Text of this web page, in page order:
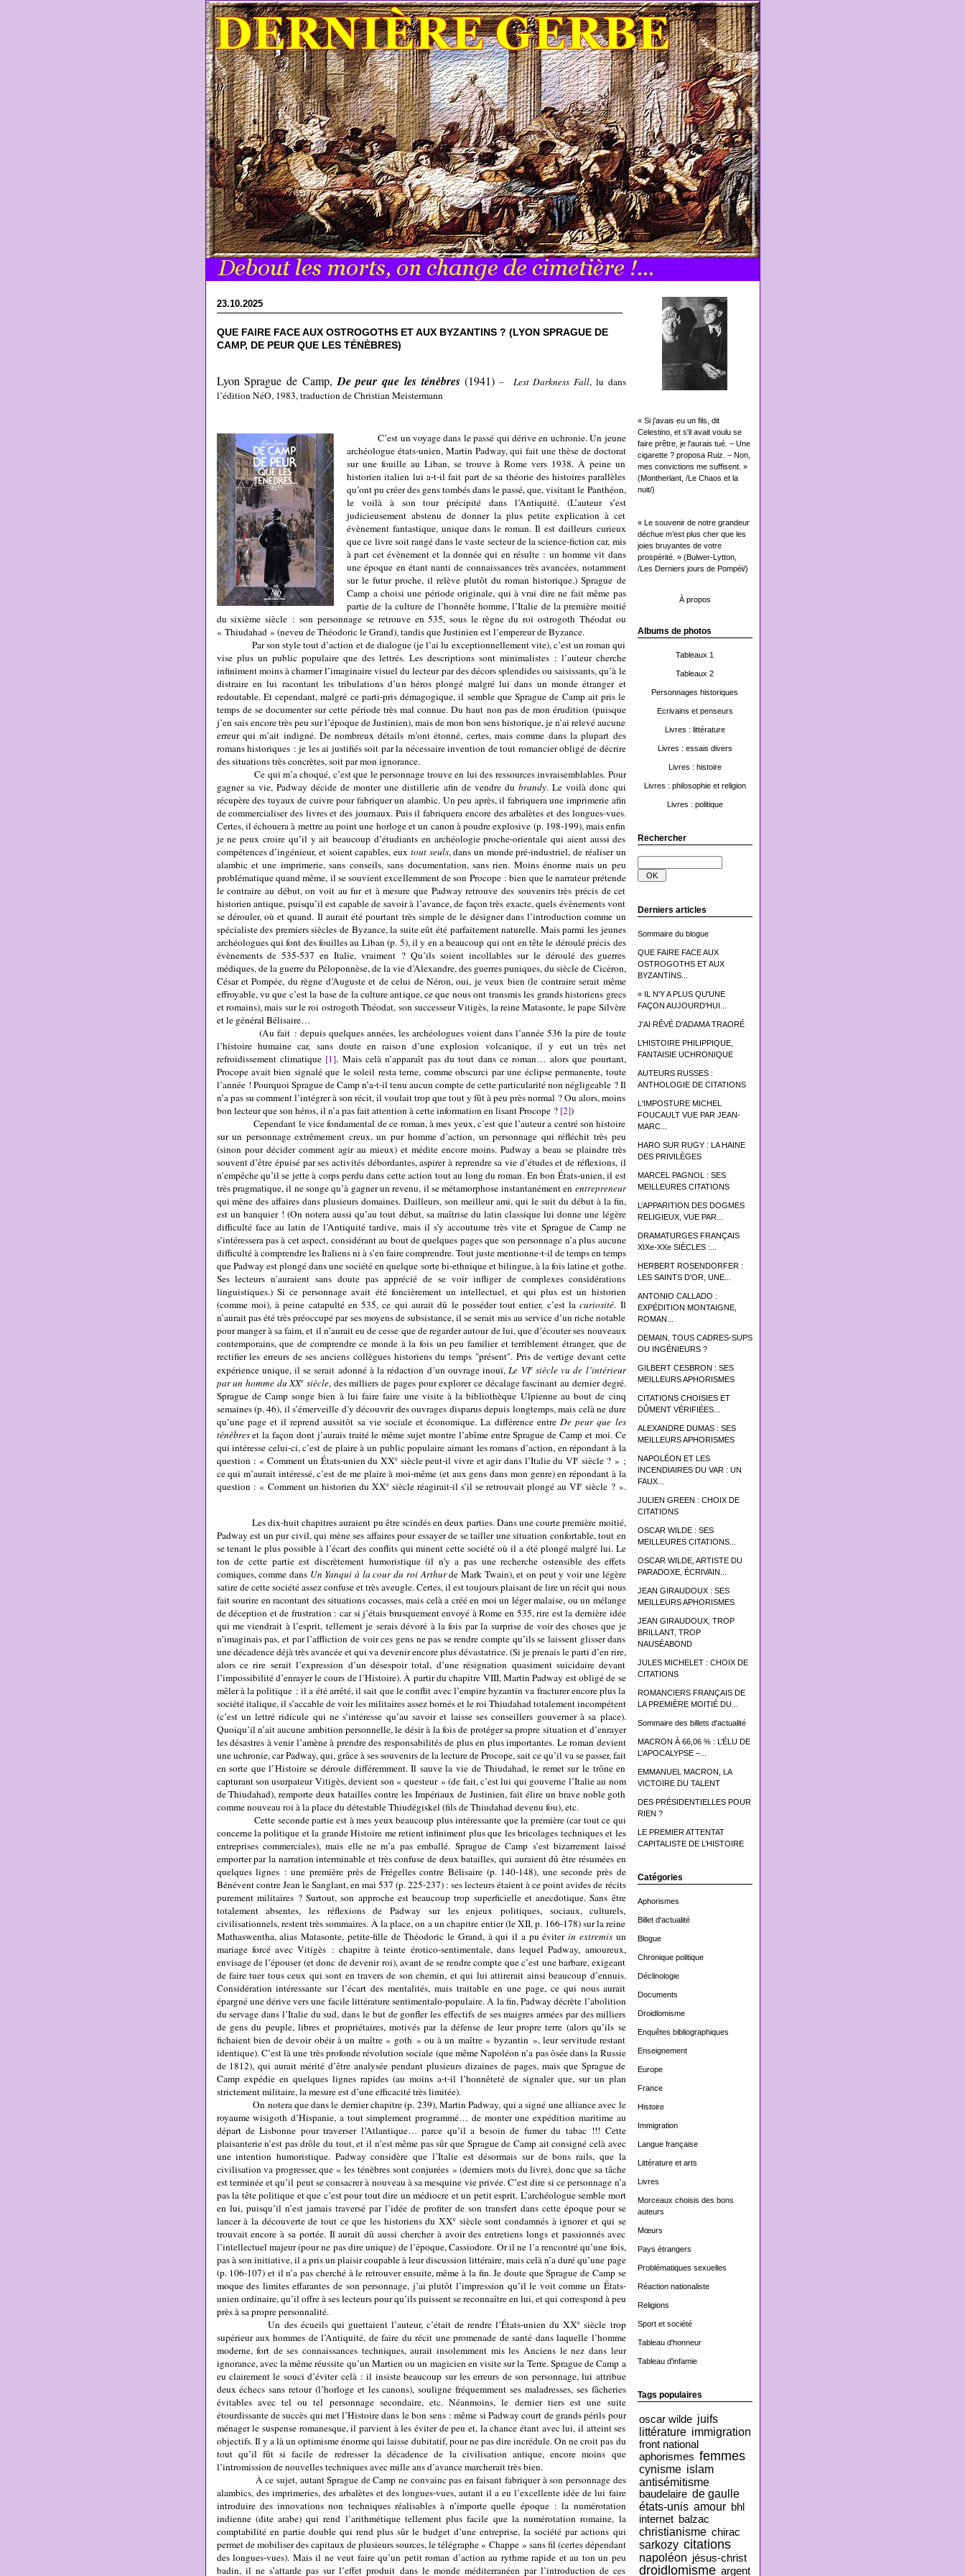
« Si j'avais eu un fils, dit
Celestino, et s'il avait voulu se
faire prêtre, je l'aurais tué. – Une
cigarette ? proposa Ruiz. – Non,
mes convictions me suffisent. »
(Montherlant, /Le Chaos et la
nuit/)
« Le souvenir de notre grandeur
déchue m’est plus cher que les
joies bruyantes de votre
prospérité. » (Bulwer-Lytton,
/Les Derniers jours de Pompéi/)
À propos
Albums de photos
Tableaux 1
Tableaux 2
Personnages historiques
Ecrivains et penseurs
Livres : littérature
Livres : essais divers
Livres : histoire
Livres : philosophie et religion
Livres : politique
Rechercher
Derniers articles
Sommaire du blogue
QUE FAIRE FACE AUX
OSTROGOTHS ET AUX
BYZANTINS...
« IL N'Y A PLUS QU'UNE
FAÇON AUJOURD'HUI...
J'AI RÊVÉ D'ADAMA TRAORÉ
L’HISTOIRE PHILIPPIQUE,
FANTAISIE UCHRONIQUE
AUTEURS RUSSES :
ANTHOLOGIE DE CITATIONS
L'IMPOSTURE MICHEL
FOUCAULT VUE PAR JEAN-
MARC...
HARO SUR RUGY : LA HAINE
DES PRIVILÈGES
MARCEL PAGNOL : SES
MEILLEURES CITATIONS
L’APPARITION DES DOGMES
RELIGIEUX, VUE PAR...
DRAMATURGES FRANÇAIS
XIXe-XXe SIÈCLES :...
HERBERT ROSENDORFER :
LES SAINTS D'OR, UNE...
ANTONIO CALLADO :
EXPÉDITION MONTAIGNE,
ROMAN...
DEMAIN, TOUS CADRES-SUPS
OU INGÉNIEURS ?
GILBERT CESBRON : SES
MEILLEURS APHORISMES
CITATIONS CHOISIES ET
DÛMENT VÉRIFIÉES...
ALEXANDRE DUMAS : SES
MEILLEURS APHORISMES
NAPOLÉON ET LES
INCENDIAIRES DU VAR : UN
FAUX...
JULIEN GREEN : CHOIX DE
CITATIONS
OSCAR WILDE : SES
MEILLEURES CITATIONS...
OSCAR WILDE, ARTISTE DU
PARADOXE, ÉCRIVAIN...
JEAN GIRAUDOUX : SES
MEILLEURS APHORISMES
JEAN GIRAUDOUX, TROP
BRILLANT, TROP
NAUSÉABOND
JULES MICHELET : CHOIX DE
CITATIONS
ROMANCIERS FRANÇAIS DE
LA PREMIÈRE MOITIÉ DU...
Sommaire des billets d'actualité
MACRON À 66,06 % : L’ÉLU DE
L’APOCALYPSE –...
EMMANUEL MACRON, LA
VICTOIRE DU TALENT
DES PRÉSIDENTIELLES POUR
RIEN ?
LE PREMIER ATTENTAT
CAPITALISTE DE L’HISTOIRE
Catégories
Aphorismes
Billet d'actualité
Blogue
Chronique politique
Déclinologie
Documents
Droidlomisme
Enquêtes bibliographiques
Enseignement
Europe
France
Histoire
Immigration
Langue française
Littérature et arts
Livres
Morceaux choisis des bons
auteurs
Mœurs
Pays étrangers
Problématiques sexuelles
Réaction nationaliste
Religions
Sport et société
Tableau d'honneur
Tableau d'infamie
Tags populaires
oscar wilde juifs
littérature immigration
front national
aphorismes femmes
cynisme islam
antisémitisme
baudelaire de gaulle
états-unis amour bhl
internet balzac
christianisme chirac
sarkozy citations
napoléon jésus-christ
droidlomisme argent
23.10.2025
QUE FAIRE FACE AUX OSTROGOTHS ET AUX BYZANTINS ? (LYON SPRAGUE DE
CAMP, DE PEUR QUE LES TÉNÈBRES)
Lyon Sprague de Camp, De peur que les ténèbres(1941) – Lest Darkness Fall, lu dans
l’édition NéO, 1983, traduction de Christian Meistermann
C’est un voyage dans le passé qui dérive en uchronie. Un jeune
archéologue états-unien, Martin Padway, qui fait une thèse de doctorat
sur une fouille au Liban, se trouve à Rome vers 1938. À peine un
historien italien lui a-t-il fait part de sa théorie des histoires parallèles
qu’ont pu créer des gens tombés dans le passé, que, visitant le Panthéon,
le voilà à son tour précipité dans l’Antiquité. (L’auteur s’est
judicieusement abstenu de donner la plus petite explication à cet
évènement fantastique, unique dans le roman. Il est dailleurs curieux
que ce livre soit rangé dans le vaste secteur de la science-fiction car, mis
à part cet évènement et la donnée qui en résulte : un homme vit dans
une époque en étant nanti de connaissances très avancées, notamment
sur le futur proche, il relève plutôt du roman historique.) Sprague de
Camp a choisi une période originale, qui à vrai dire ne fait même pas
partie de la culture de l’honnête homme, l’Italie de la première moitié
du sixième siècle : son personnage se retrouve en 535, sous le règne du roi ostrogoth Théodat ou
« Thiudahad » (neveu de Théodoric le Grand), tandis que Justinien est l’empereur de Byzance.
Par son style tout d’action et de dialogue (je l’ai lu exceptionnellement vite), c’est un roman qui
vise plus un public populaire que des lettrés. Les descriptions sont minimalistes : l’auteur cherche
infiniment moins à charmer l’imaginaire visuel du lecteur par des décors splendides ou saisissants, qu’à le
distraire en lui racontant les tribulations d’un héros plongé malgré lui dans un monde étranger et
redoutable. Et cependant, malgré ce parti-pris démagogique, il semble que Sprague de Camp ait pris le
temps de se documenter sur cette période très mal connue. Du haut non pas de mon érudition (puisque
j’en sais encore très peu sur l’époque de Justinien), mais de mon bon sens historique, je n’ai relevé aucune
erreur qui m’ait indigné. De nombreux détails m’ont étonné, certes, mais comme dans la plupart des
romans historiques : je les ai justifiés soit par la nécessaire invention de tout romancier obligé de décrire
des situations très concrètes, soit par mon ignorance.
Ce qui m’a choqué, c’est que le personnage trouve en lui des ressources invraisemblables. Pour
gagner sa vie, Padway décide de monter une distillerie afin de vendre dubrandy. Le voilà donc qui
récupère des tuyaux de cuivre pour fabriquer un alambic. Un peu après, il fabriquera une imprimerie afin
de commercialiser des livres et des journaux. Puis il fabriquera encore des arbalètes et des longues-vues.
Certes, il échouera à mettre au point une horloge et un canon à poudre explosive (p. 198-199), mais enfin
je ne peux croire qu’il y ait beaucoup d’étudiants en archéologie proche-orientale qui aient aussi des
compétences d’ingénieur, et soient capables, eux tout seuls, dans un monde pré-industriel, de réaliser un
alambic et une imprimerie, sans conseils, sans documentation, sans rien. Moins énorme mais un peu
problématique quand même, il se souvient excellemment de son Procope : bien que le narrateur prétende
le contraire au début, on voit au fur et à mesure que Padway retrouve des souvenirs très précis de cet
historien antique, puisqu’il est capable de savoir à l’avance, de façon très exacte, quels évènements vont
se dérouler, où et quand. Il aurait été pourtant très simple de le désigner dans l’introduction comme un
spécialiste des premiers siècles de Byzance, la suite eût été parfaitement naturelle. Mais parmi les jeunes
archéologues qui font des fouilles au Liban (p. 5), il y en a beaucoup qui ont en tête le déroulé précis des
évènements de 535-537 en Italie, vraiment ? Qu’ils soient incollables sur le déroulé des guerres
médiques, de la guerre du Péloponnèse, de la vie d’Alexandre, des guerres puniques, du siècle de Cicéron,
César et Pompée, du règne d’Auguste et de celui de Néron, oui, je veux bien (le contraire serait même
effroyable, vu que c’est la base de la culture antique, ce que nous ont transmis les grands historiens grecs
et romains), mais sur le roi ostrogoth Théodat, son successeur Vitigès, la reine Matasonte, le pape Silvère
et le général Bélisaire…
(Au fait : depuis quelques années, les archéologues voient dans l’année 536 la pire de toute
l’histoire humaine car, sans doute en raison d’une explosion volcanique, il y eut un très net
refroidissement climatique [1]. Mais celà n’apparaît pas du tout dans ce roman… alors que pourtant,
Procope avait bien signalé que le soleil resta terne, comme obscurci par une éclipse permanente, toute
l’année ! Pourquoi Sprague de Camp n’a-t-il tenu aucun compte de cette particularité non négligeable ? Il
n’a pas su comment l’intégrer à son récit, il voulait trop que tout y fût à peu près normal ? Ou alors, moins
bon lecteur que son héros, il n’a pas fait attention à cette information en lisant Procope ? [2])
Cependant le vice fondamental de ce roman, à mes yeux, c’est que l’auteur a centré son histoire
sur un personnage extrêmement creux, un pur homme d’action, un personnage qui réfléchit très peu
(sinon pour décider comment agir au mieux) et médite encore moins. Padway a beau se plaindre très
souvent d’être épuisé par ses activités débordantes, aspirer à reprendre sa vie d’études et de réflexions, il
n’empêche qu’il se jette à corps perdu dans cette action tout au long du roman. En bon États-unien, il est
très pragmatique, il ne songe qu’à gagner un revenu, il se métamorphose instantanément en entrepreneur
qui mène des affaires dans plusieurs domaines. Dailleurs, son meilleur ami, qui le suit du début à la fin,
est un banquier ! (On notera aussi qu’au tout début, sa maîtrise du latin classique lui donne une légère
difficulté face au latin de l’Antiquité tardive, mais il s’y accoutume très vite et Sprague de Camp ne
s’intéressera pas à cet aspect, considérant au bout de quelques pages que son personnage n’a plus aucune
difficulté à comprendre les Italiens ni à s’en faire comprendre. Tout juste mentionne-t-il de temps en temps
que Padway est plongé dans une société en quelque sorte bi-ethnique et bilingue, à la fois latine et gothe.
Ses lecteurs n’auraient sans doute pas apprécié de se voir infliger de complexes considérations
linguistiques.) Si ce personnage avait été foncièrement un intellectuel, et qui plus est un historien
(comme moi), à peine catapulté en 535, ce qui aurait dû le posséder tout entier, c’est lacuriosité. Il
n’aurait pas été très préoccupé par ses moyens de subsistance, il se serait mis au service d’un riche notable
pour manger à sa faim, et il n’aurait eu de cesse que de regarder autour de lui, que d’écouter ses nouveaux
contemporains, que de comprendre ce monde à la fois un peu familier et terriblement étranger, que de
rectifier les erreurs de ses anciens collègues historiens du temps "présent". Pris de vertige devant cette
expérience unique, il se serait adonné à la rédaction d’un ouvrage inouï, Le VIesiècle vu de l’intérieur
par un homme du XXe siècle, des milliers de pages pour explorer ce décalage fascinant au dernier degré.
Sprague de Camp songe bien à lui faire faire une visite à la bibliothèque Ulpienne au bout de cinq
semaines (p. 46), il s’émerveille d’y découvrir des ouvrages disparus depuis longtemps, mais celà ne dure
qu’une page et il reprend aussitôt sa vie sociale et économique. La différence entre De peur que les
ténèbreset la façon dont j’aurais traité le même sujet montre l’abîme entre Sprague de Camp et moi. Ce
qui intéresse celui-ci, c’est de plaire à un public populaire aimant les romans d’action, en répondant à la
question : « Comment un États-unien du XXe siècle peut-il vivre et agir dans l’Italie du VIesiècle ? » ;
ce qui m’aurait intéressé, c’est de me plaire à moi-même (et aux gens dans mon genre) en répondant à la
question : « Comment un historien du XXe siècle réagirait-il s’il se retrouvait plongé au VIesiècle ? ».
Les dix-huit chapitres auraient pu être scindés en deux parties. Dans une courte première moitié,
Padway est un pur civil, qui mène ses affaires pour essayer de se tailler une situation confortable, tout en
se tenant le plus possible à l’écart des conflits qui minent cette société où il a été plongé malgré lui. Le
ton de cette partie est discrètement humoristique (il n’y a pas une recherche ostensible des effets
comiques, comme dans Un Yanqui à la cour du roi Arthurde Mark Twain), et on peut y voir une légère
satire de cette société assez confuse et très aveugle. Certes, il est toujours plaisant de lire un récit qui nous
fait sourire en racontant des situations cocasses, mais celà a créé en moi un léger malaise, ou un mélange
de déception et de frustration : car si j’étais brusquement envoyé à Rome en 535, rire est la dernière idée
qui me viendrait à l’esprit, tellement je serais dévoré à la fois par la surprise de voir des choses que je
n’imaginais pas, et par l’affliction de voir ces gens ne pas se rendre compte qu’ils se laissent glisser dans
une décadence déjà très avancée et qui va devenir encore plus dévastatrice. (Si je prenais le parti d’en rire,
alors ce rire serait l’expression d’un désespoir total, d’une résignation quasiment suicidaire devant
l’impossibilité d’enrayer le cours de l’Histoire). À partir du chapitre VIII, Martin Padway est obligé de se
mêler à la politique : il a été arrêté, il sait que le conflit avec l’empire byzantin va fracturer encore plus la
société italique, il s’accable de voir les militaires assez bornés et le roi Thiudahad totalement incompétent
(c’est un lettré ridicule qui ne s’intéresse qu’au savoir et laisse ses conseillers gouverner à sa place).
Quoiqu’il n’ait aucune ambition personnelle, le désir à la fois de protéger sa propre situation et d’enrayer
les désastres à venir l’amène à prendre des responsabilités de plus en plus importantes. Le roman devient
une uchronie, car Padway, qui, grâce à ses souvenirs de la lecture de Procope, sait ce qu’il va se passer, fait
en sorte que l’Histoire se déroule différemment. Il sauve la vie de Thiudahad, le remet sur le trône en
capturant son usurpateur Vitigès, devient son « questeur » (de fait, c’est lui qui gouverne l’Italie au nom
de Thiudahad), remporte deux batailles contre les Impériaux de Justinien, fait élire un brave noble goth
comme nouveau roi à la place du détestable Thiudégiskel (fils de Thiudahad devenu fou), etc.
Cette seconde partie est à mes yeux beaucoup plus intéressante que la première (car tout ce qui
concerne la politique et la grande Histoire me retient infiniment plus que les bricolages techniques et les
entreprises commerciales), mais elle ne m’a pas emballé. Sprague de Camp s’est bizarrement laissé
emporter par la narration interminable et très confuse de deux batailles, qui auraient dû être résumées en
quelques lignes : une première près de Frégelles contre Bélisaire (p. 140-148), une seconde près de
Bénévent contre Jean le Sanglant, en mai 537 (p. 225-237) : ses lecteurs étaient à ce point avides de récits
purement militaires ? Surtout, son approche est beaucoup trop superficielle et anecdotique. Sans être
totalement absentes, les réflexions de Padway sur les enjeux politiques, sociaux, culturels,
civilisationnels, restent très sommaires. À la place, on a un chapitre entier (le XII, p. 166-178) sur la reine
Mathaswentha, alias Matasonte, petite-fille de Théodoric le Grand, à qui il a pu éviter in extremisun
mariage forcé avec Vitigès : chapitre à teinte érotico-sentimentale, dans lequel Padway, amoureux,
envisage de l’épouser (et donc de devenir roi), avant de se rendre compte que c’est une barbare, exigeant
de faire tuer tous ceux qui sont en travers de son chemin, et qui lui attirerait ainsi beaucoup d’ennuis.
Considération intéressante sur l’écart des mentalités, mais traitable en une page, ce qui nous aurait
épargné une dérive vers une facile littérature sentimentalo-populaire. À la fin, Padway décrète l’abolition
du servage dans l’Italie du sud, dans le but de gonfler les effectifs de ses maigres armées par des milliers
de gens du peuple, libres et propriétaires, motivés par la défense de leur propre terre (alors qu’ils se
fichaient bien de devoir obéir à un maître « goth » ou à un maître « byzantin », leur servitude restant
identique). C’est là une très profonde révolution sociale (que même Napoléon n’a pas ôsée dans la Russie
de 1812), qui aurait mérité d’être analysée pendant plusieurs dizaines de pages, mais que Sprague de
Camp expédie en quelques lignes rapides (au moins a-t-il l’honnêteté de signaler que, sur un plan
strictement militaire, la mesure est d’une efficacité très limitée).
On notera que dans le dernier chapitre (p. 239), Martin Padway, qui a signé une alliance avec le
royaume wisigoth d’Hispanie, a tout simplement programmé… de monter une expédition maritime au
départ de Lisbonne pour traverser l’Atlantique… parce qu’il a besoin de fumer du tabac !!! Cette
plaisanterie n’est pas drôle du tout, et il n’est même pas sûr que Sprague de Camp ait consigné celà avec
une intention humoristique. Padway considère que l’Italie est désormais sur de bons rails, que la
civilisation va progresser, que « les ténèbres sont conjurées » (derniers mots du livre), donc que sa tâche
est terminée et qu’il peut se consacrer à nouveau à sa mesquine vie privée. C’est dire si ce personnage n’a
pas la tête politique et que c’est pour tout dire un médiocre et un petit esprit. L’archéologue semble mort
en lui, puisqu’il n’est jamais traversé par l’idée de profiter de son transfert dans cette époque pour se
lancer à la découverte de tout ce que les historiens du XXe siècle sont condamnés à ignorer et qui se
trouvait encore à sa portée. Il aurait dû aussi chercher à avoir des entretiens longs et passionnés avec
l’intellectuel majeur (pour ne pas dire unique) de l’époque, Cassiodore. Or il ne l’a rencontré qu’une fois,
pas à son initiative, il a pris un plaisir coupable à leur discussion littéraire, mais celà n’a duré qu’une page
(p. 106-107) et il n’a pas cherché à le retrouver ensuite, même à la fin. Je doute que Sprague de Camp se
moque des limites effarantes de son personnage, j’ai plutôt l’impression qu’il le voit comme un États-
unien ordinaire, qu’il offre à ses lecteurs pour qu’ils puissent se reconnaître en lui, et qui correspond à peu
près à sa propre personnalité.
Un des écueils qui guettaient l’auteur, c’était de rendre l’États-unien du XXe siècle trop
supérieur aux hommes de l’Antiquité, de faire du récit une promenade de santé dans laquelle l’homme
moderne, fort de ses connaissances techniques, aurait insolemment mis les Anciens le nez dans leur
ignorance, avec la même réussite qu’un Martien ou un magicien en visite sur la Terre. Sprague de Camp a
eu clairement le souci d’éviter celà : il insiste beaucoup sur les erreurs de son personnage, lui attribue
deux échecs sans retour (l’horloge et les canons), souligne fréquemment ses maladresses, ses fâcheries
évitables avec tel ou tel personnage secondaire, etc. Néanmoins, le dernier tiers est une suite
étourdissante de succès qui met l’Histoire dans le bon sens : même si Padway court de grands périls pour
ménager le suspense romanesque, il parvient à les éviter de peu et, la chance étant avec lui, il atteint ses
objectifs. Il y a là un optimisme énorme qui laisse dubitatif, pour ne pas dire incrédule. On ne croit pas du
tout qu’il fût si facile de redresser la décadence de la civilisation antique, encore moins que
l’intromission de nouvelles techniques avec mille ans d’avance marcherait très bien.
À ce sujet, autant Sprague de Camp ne convainc pas en faisant fabriquer à son personnage des
alambics, des imprimeries, des arbalètes et des longues-vues, autant il a eu l’excellente idée de lui faire
introduire des innovations non techniques réalisables à n’importe quelle époque : la numérotation
indienne (dite arabe) qui rend l’arithmétique tellement plus facile que la numérotation romaine, la
comptabilité en partie double qui rend plus sûr le budget d’une entreprise, la société par actions qui
permet de mobiliser des capitaux de plusieurs sources, le télégraphe « Chappe » sans fil (certes dépendant
des longues-vues). Mais il ne veut faire qu’un petit roman d’action au rythme rapide et au ton un peu
badin, il ne s’attarde pas sur l’effet produit dans le monde méditerranéen par l’introduction de ces